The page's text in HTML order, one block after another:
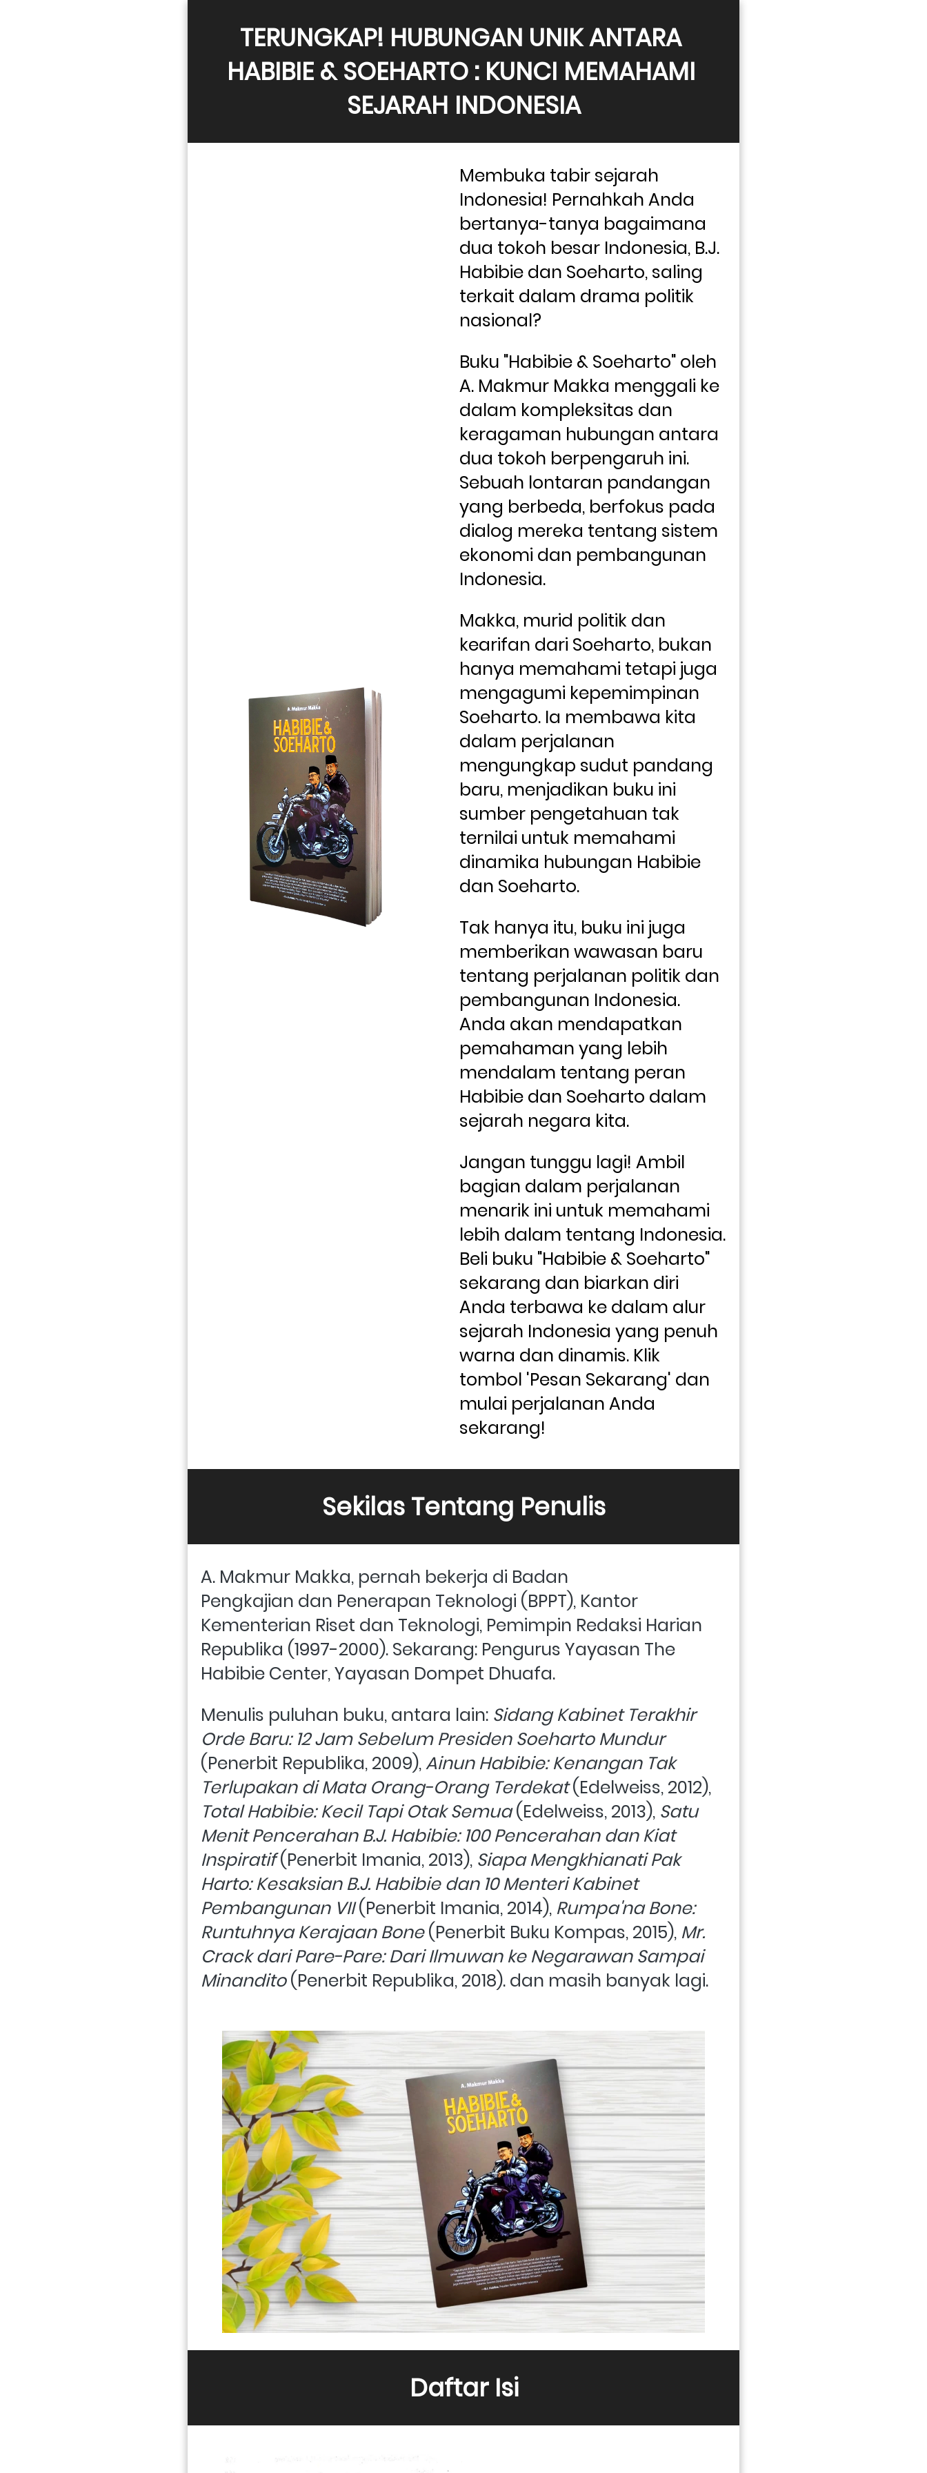
TERUNGKAP! HUBUNGAN UNIK ANTARA
HABIBIE & SOEHARTO : KUNCI MEMAHAMI
SEJARAH INDONESIA
Membuka tabir sejarah
Indonesia! Pernahkah Anda
bertanya-tanya bagaimana
dua tokoh besar Indonesia, B.J.
Habibie dan Soeharto, saling
terkait dalam drama politik
nasional?
Buku "Habibie & Soeharto" oleh
A. Makmur Makka menggali ke
dalam kompleksitas dan
keragaman hubungan antara
dua tokoh berpengaruh ini.
Sebuah lontaran pandangan
yang berbeda, berfokus pada
dialog mereka tentang sistem
ekonomi dan pembangunan
Indonesia.
Makka, murid politik dan
kearifan dari Soeharto, bukan
hanya memahami tetapi juga
mengagumi kepemimpinan
Soeharto. Ia membawa kita
dalam perjalanan
mengungkap sudut pandang
baru, menjadikan buku ini
sumber pengetahuan tak
ternilai untuk memahami
dinamika hubungan Habibie
dan Soeharto.
Tak hanya itu, buku ini juga
memberikan wawasan baru
tentang perjalanan politik dan
pembangunan Indonesia.
Anda akan mendapatkan
pemahaman yang lebih
mendalam tentang peran
Habibie dan Soeharto dalam
sejarah negara kita.
Jangan tunggu lagi! Ambil
bagian dalam perjalanan
menarik ini untuk memahami
lebih dalam tentang Indonesia.
Beli buku "Habibie & Soeharto"
sekarang dan biarkan diri
Anda terbawa ke dalam alur
sejarah Indonesia yang penuh
warna dan dinamis. Klik
tombol 'Pesan Sekarang' dan
mulai perjalanan Anda
sekarang!
Sekilas Tentang Penulis
A. Makmur Makka, pernah bekerja di Badan
Pengkajian dan Penerapan Teknologi (BPPT), Kantor
Kementerian Riset dan Teknologi, Pemimpin Redaksi Harian
Republika (1997-2000). Sekarang: Pengurus Yayasan The
Habibie Center, Yayasan Dompet Dhuafa.
Menulis puluhan buku, antara lain: Sidang Kabinet Terakhir
Orde Baru: 12 Jam Sebelum Presiden Soeharto Mundur
(Penerbit Republika, 2009), Ainun Habibie: Kenangan Tak
Terlupakan di Mata Orang-Orang Terdekat
Total Habibie: Kecil Tapi Otak Semua (Edelweiss, 2013), Satu
Menit Pencerahan B.J. Habibie: 100 Pencerahan dan Kiat
Inspiratif (Penerbit Imania, 2013), Siapa Mengkhianati Pak
Harto: Kesaksian B.J. Habibie dan 10 Menteri Kabinet
Pembangunan VII (Penerbit Imania, 2014), Rumpa'na Bone:
Runtuhnya Kerajaan Bone (Penerbit Buku Kompas, 2015), Mr.
Crack dari Pare-Pare: Dari Ilmuwan ke Negarawan Sampai
Minandito (Penerbit Republika, 2018). dan masih banyak lagi.
Daftar Isi